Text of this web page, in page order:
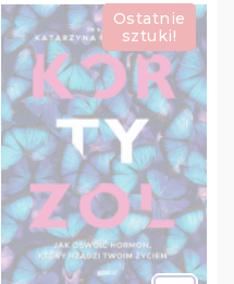
Ostatnie
sztuki!